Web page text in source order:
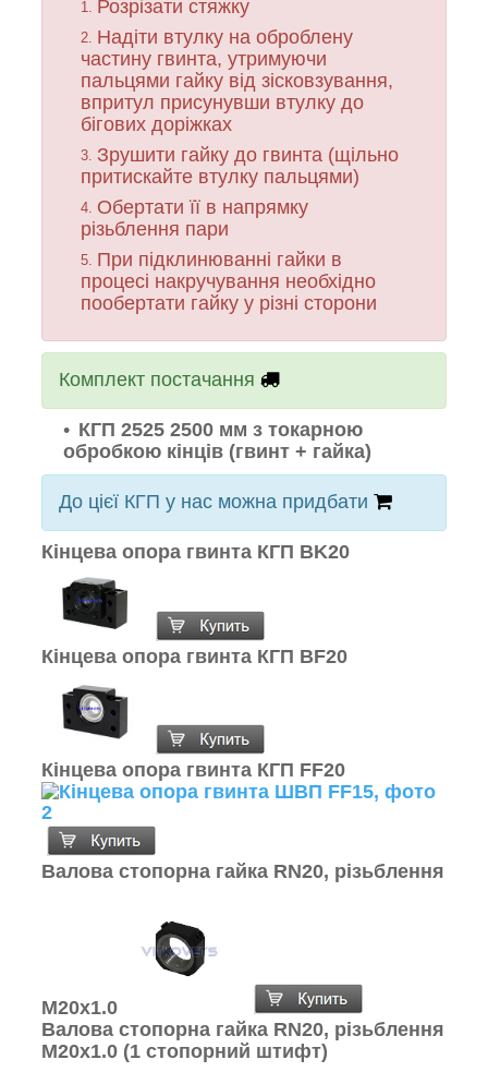
Розрізати стяжку
Надіти втулку на оброблену
частину гвинта, утримуючи
пальцями гайку від зісковзування,
впритул присунувши втулку до
бігових доріжках
Зрушити гайку до гвинта (щільно
притискайте втулку пальцями)
Обертати її в напрямку
різьблення пари
При підклинюванні гайки в
процесі накручування необхідно
пообертати гайку у різні сторони
Комплект постачання
КГП 2525 2500 мм з токарною
обробкою кінців (гвинт + гайка)
До цієї КГП у нас можна придбати
Кінцева опора гвинта КГП BK20
Кінцева опора гвинта КГП BF20
Кінцева опора гвинта КГП FF20
Валова стопорна гайка RN20, різьблення
M20x1.0
Валова стопорна гайка RN20, різьблення
M20x1.0 (1 стопорний штифт)